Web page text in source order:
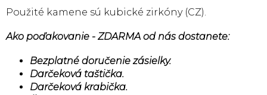
Použité kamene sú kubické zirkóny (CZ).
Ako poďakovanie - ZDARMA od nás dostanete:
Bezplatné doručenie zásielky.
Darčeková taštička.
Darčeková krabička.